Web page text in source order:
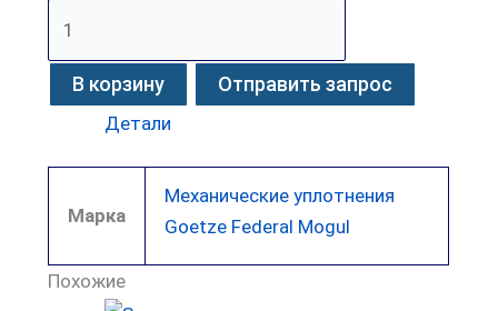
В корзину Отправить запрос
Детали
Марка
Механические уплотнения
Goetze Federal Mogul
Похожие